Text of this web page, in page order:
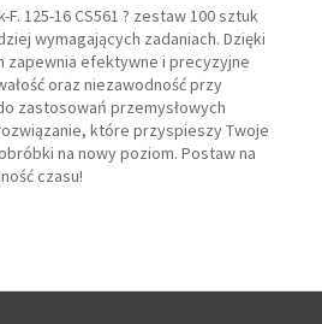
125-16 CS561 ? zestaw 100 sztuk
wymagających zadaniach. Dzięki
zapewnia efektywne i precyzyjne
oraz niezawodność przy
zastosowań przemysłowych
które przyspieszy Twoje
na nowy poziom. Postaw na
czasu!